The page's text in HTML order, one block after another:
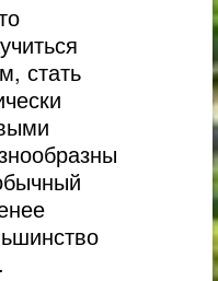
стать